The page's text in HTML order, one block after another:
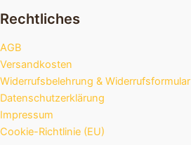
Rechtliches
AGB
Versandkosten
Widerrufsbelehrung & Widerrufsformular
Datenschutzerklärung
Impressum
Cookie-Richtlinie (EU)